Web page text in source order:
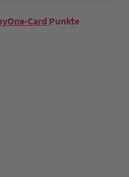
Card Punkte